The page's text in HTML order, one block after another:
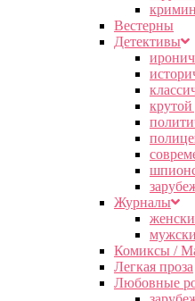
Вестерны
Детективы
крутой
Журналы
Комиксы /
Легкая проза
Любовные